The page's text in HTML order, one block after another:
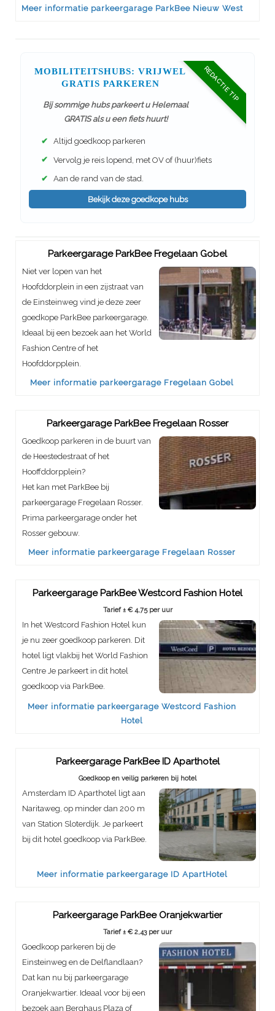
Meer informatie parkeergarage ParkBee Nieuw West
REDACTIE TIP
MOBILITEITSHUBS: VRIJWEL
GRATIS PARKEREN
Bij sommige hubs parkeert u Helemaal
GRATIS als u een fiets huurt!
✔ Altijd goedkoop parkeren
✔ Vervolg je reis lopend, met OV of (huur)fiets
✔ Aan de rand van de stad.
Bekijk deze goedkope hubs
Parkeergarage ParkBee Fregelaan Gobel
Niet ver lopen van het
Hoofddorplein in een zijstraat van
de Einsteinweg vind je deze zeer
goedkope ParkBee parkeergarage.
Ideaal bij een bezoek aan het World
Fashion Centre of het
Hoofddorpplein.
Meer informatie parkeergarage Fregelaan Gobel
Parkeergarage ParkBee Fregelaan Rosser
Goedkoop parkeren in de buurt van
de Heestedestraat of het
Hooffddorpplein?
Het kan met ParkBee bij
parkeergarage Fregelaan Rosser.
Prima parkeergarage onder het
Rosser gebouw.
Meer informatie parkeergarage Fregelaan Rosser
Parkeergarage ParkBee Westcord Fashion Hotel
Tarief ± € 4,75 per uur
In het Westcord Fashion Hotel kun
je nu zeer goedkoop parkeren. Dit
hotel ligt vlakbij het World Fashion
Centre Je parkeert in dit hotel
goedkoop via ParkBee.
Meer informatie parkeergarage Westcord Fashion
Hotel
Parkeergarage ParkBee ID Aparthotel
Goedkoop en veilig parkeren bij hotel
Amsterdam ID Aparthotel ligt aan
Naritaweg, op minder dan 200 m
van Station Sloterdijk. Je parkeert
bij dit hotel goedkoop via ParkBee.
Meer informatie parkeergarage ID ApartHotel
Parkeergarage ParkBee Oranjekwartier
Tarief ± € 2,43 per uur
Goedkoop parkeren bij de
Einsteinweg en de Delflandlaan?
Dat kan nu bij parkeergarage
Oranjekwartier. Ideaal voor bij een
bezoek aan Berghaus Plaza of